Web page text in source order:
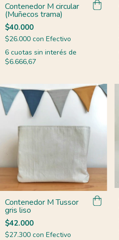
Contenedor M circular
(Muñecos trama)
$40.000
$26.000 con Efectivo
6 cuotas sin interés de
$6.666,67
Contenedor M Tussor
gris liso
$42.000
$27.300 con Efectivo